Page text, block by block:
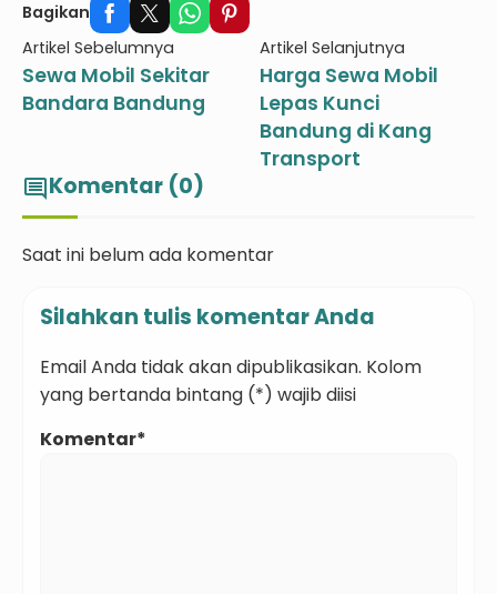
Bagikan
Artikel Sebelumnya
Sewa Mobil Sekitar
Bandara Bandung
Artikel Selanjutnya
Harga Sewa Mobil
Lepas Kunci
Bandung di Kang
Transport
commentKomentar (0)
Saat ini belum ada komentar
Silahkan tulis komentar Anda
Email Anda tidak akan dipublikasikan. Kolom
yang bertanda bintang (*) wajib diisi
Komentar*